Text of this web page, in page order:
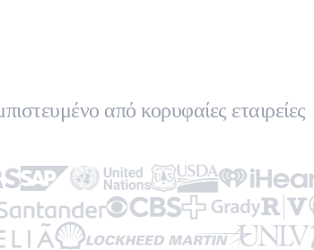
από κορυφαίες εταιρείες